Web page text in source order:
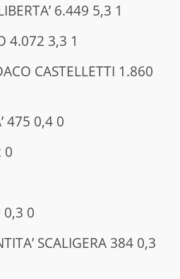
6.449 5,3 1
4.072 3,3 1
CASTELLETTI 1.860
475 0,4 0
0
0,3 0
SCALIGERA 384 0,3